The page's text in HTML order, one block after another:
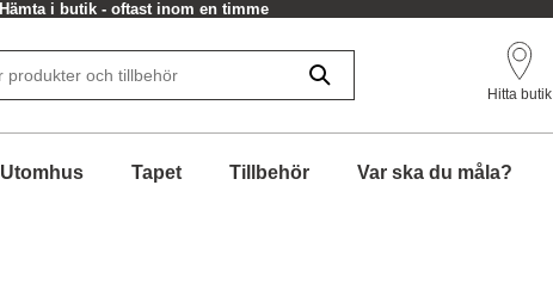
Hämta i butik - oftast inom en timme
Hitta butik
Utomhus Tapet Tillbehör Var ska du måla?